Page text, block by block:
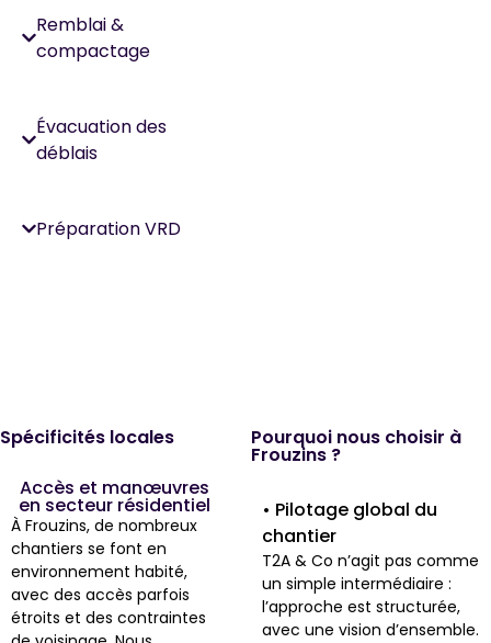
Remblai &
compactage
Évacuation des
déblais
Préparation VRD
Spécificités locales
Accès et manœuvres
en secteur résidentiel
À Frouzins, de nombreux
chantiers se font en
environnement habité,
avec des accès parfois
étroits et des contraintes
Pourquoi nous choisir à
Frouzins ?
• Pilotage global du
chantier
T2A & Co n’agit pas comme
un simple intermédiaire :
l’approche est structurée,
avec une vision d’ensemble.